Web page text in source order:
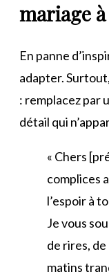
mariage
En panne
adapter.
: remplacez par
détail qui
« Chers
complices
l’espoir à
Je vous
de rires,
matins